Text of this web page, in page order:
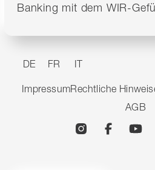
Banking mit dem WIR-
DE FR IT
ImpressumRechtliche
AGB
Instagram